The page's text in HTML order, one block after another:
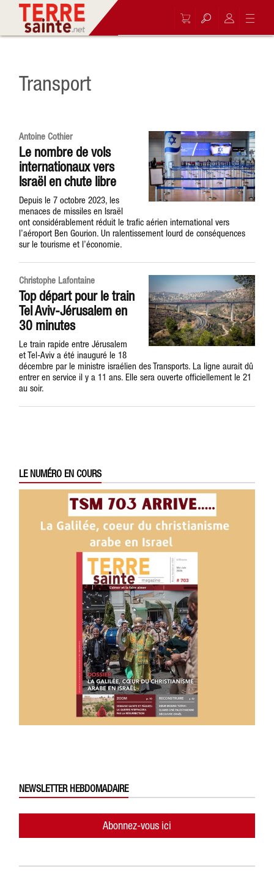
Transport
Antoine Cothier
Le nombre de vols
internationaux vers
Israël en chute libre
Depuis le 7 octobre 2023, les
menaces de missiles en Israël
ont considérablement réduit le trafic aérien international vers
l’aéroport Ben Gourion. Un ralentissement lourd de conséquences
sur le tourisme et l’économie.
Christophe Lafontaine
Top départ pour le train
Tel Aviv-Jérusalem en
30 minutes
Le train rapide entre Jérusalem
et Tel-Aviv a été inauguré le 18
décembre par le ministre israélien des Transports. La ligne aurait dû
entrer en service il y a 11 ans. Elle sera ouverte officiellement le 21
au soir.
LE NUMÉRO EN COURS
NEWSLETTER HEBDOMADAIRE
Abonnez-vous ici